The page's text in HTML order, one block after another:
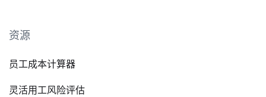
资源
员工成本计算器
灵活用工风险评估